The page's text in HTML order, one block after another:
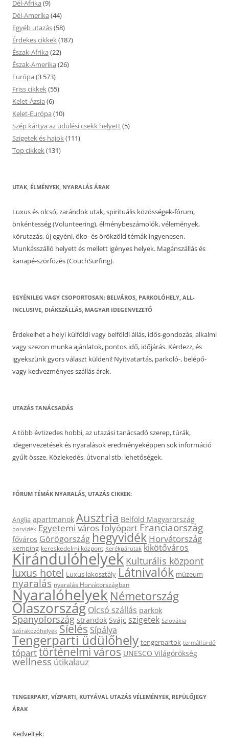
Dél-Afrika (9)
Dél-Amerika (44)
Egyéb utazás(58)
Érdekes cikkek(187)
Észak-Afrika (22)
Észak-Amerika (26)
Európa (3 573)
Friss cikkek(55)
Kelet-Ázsia (6)
Kelet-Európa (10)
Szép kártya az üdülési csekk helyett(5)
Szigetek és hajok(111)
Top cikkek(131)
UTAK, ÉLMÉNYEK, NYARALÁS ÁRAK
Luxus és olcsó, zarándok utak, spirituális közösségek-fórum,
önkéntesség (Volunteering), élménybeszámolók, vélemények,
körutazás, új egyéni, öko- és örökzöld témák ingyenesen.
Munkásszálló helyett és mellett igényes helyek. Magánszállás és
kanapé-szörfözés (CouchSurfing).
EGYÉNILEG VAGY CSOPORTOSAN: BELVÁROS, PARKOLÓHELY, ALL-
INCLUSIVE, DIÁKSZÁLLÁS, MAGYAR IDEGENVEZETŐ
Érdekelhet a helyi külföldi vagy belföldi állás, idős-gondozás, alkalmi
vagy szezon munka ajánlatok, pontos idő, időjárás. Kérdezz, és
igyekszünk gyors választ küldeni! Nyitvatartás, parkoló-, belépő-
vagy kedvezményes szállás árak.
UTAZÁS TANÁCSADÁS
A több évtizedes hobbi, az utazási tanácsadó szerep, túrák,
idegenvezetések és nyaralások eredményeképpen sok információ
gyűlt össze. Közlekedés, útvonal stb. lehetőségek.
FÓRUM TÉMÁK NYARALÁS, UTAZÁS CIKKEK:
Anglia apartmanok Ausztria Belföld Magyarország
borvidék Egyetemi városfolyópartFranciaország
főváros Görögországhegyvidék Horvátország
kemping kereskedelmi központ Kerékpárutak kikötőváros
Kirándulóhelyek Kulturális központ
luxus hotel Luxus lakosztály Látnivalók múzeum
nyaralás nyaralás Horvátországban
Nyaralóhelyek Németország
Olaszország Olcsó szállás parkok
Spanyolország strandok Svájc szigetek Szlovákia
Szórakozóhelyek Síelés Sípálya
Tengerparti üdülőhely tengerpartok termálfürdő
tóparttörténelmi város UNESCO Világörökség
wellnessútikalauz
TENGERPART, VÍZPARTI, KUTYÁVAL UTAZÁS VÉLEMÉNYEK, REPÜLŐJEGY
ÁRAK
Kedveltek: